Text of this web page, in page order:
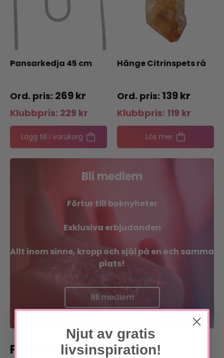
Pansarkedja 45 cm
269kr
Klubbpris: 229 kr
Lägg till i varukorg
Hänge Citrinspets rå
139kr
Klubbpris: 119 kr
Läs mer
Bli medlem
Förtur till boknyheter
Exklusiva erbjudanden
Allt inom sinne, kropp och själ på en och samma
plats!
Bli medlem
Läs om förmånerna
Pluserbjudande
Njut av gratis
livsinspiration!